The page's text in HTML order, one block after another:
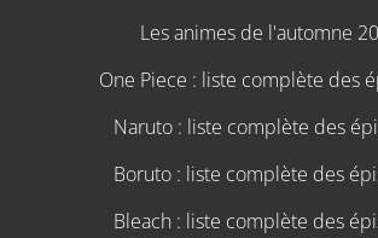
Les animes de l'automne
One Piece : liste complète des
Naruto : liste complète des
Boruto : liste complète des
Bleach : liste complète des